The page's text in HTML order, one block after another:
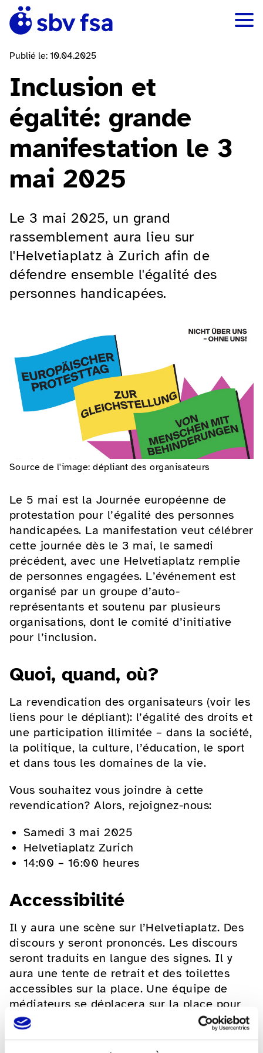
Publié le: 10.04.2025
Inclusion et
égalité: grande
manifestation le 3
mai 2025
Le 3 mai 2025, un grand
rassemblement aura lieu sur
l'Helvetiaplatz à Zurich afin de
défendre ensemble l'égalité des
personnes handicapées.
Source de l'image: dépliant des organisateurs
Le 5 mai est la Journée européenne de
protestation pour l’égalité des personnes
handicapées. La manifestation veut célébrer
cette journée dès le 3 mai, le samedi
précédent, avec une Helvetiaplatz remplie
de personnes engagées. L’événement est
organisé par un groupe d’auto-
représentants et soutenu par plusieurs
organisations, dont le comité d’initiative
pour l’inclusion.
Quoi, quand, où?
La revendication des organisateurs (voir les
liens pour le dépliant): l’égalité des droits et
une participation illimitée – dans la société,
la politique, la culture, l’éducation, le sport
et dans tous les domaines de la vie.
Vous souhaitez vous joindre à cette
revendication? Alors, rejoignez-nous:
Samedi 3 mai 2025
Helvetiaplatz Zurich
14:00 – 16:00 heures
Accessibilité
Il y aura une scène sur l’Helvetiaplatz. Des
discours y seront prononcés. Les discours
seront traduits en langue des signes. Il y
aura une tente de retrait et des toilettes
accessibles sur la place. Une équipe de
médiateurs se déplacera sur la place pour
vous aider à répondre à vos questions.